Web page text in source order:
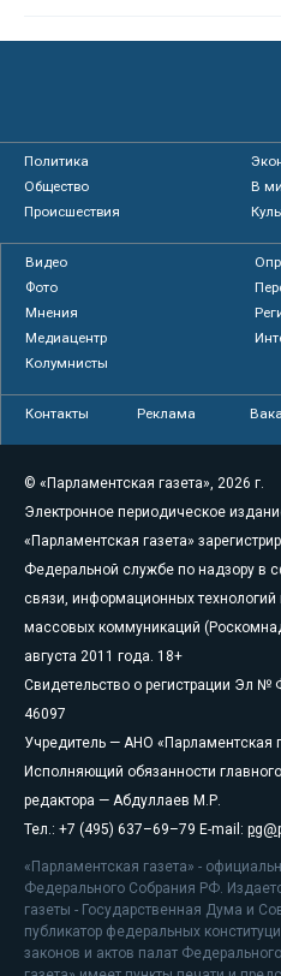
Политика
Общество
В
Происшествия
Видео
Фото
Мнения
Медиацентр
Колумнисты
Контакты Реклама
© «Парламентская газета», 2026 г.
Электронное периодическое
«Парламентская газета»
Федеральной службе по надзору в
связи, информационных технологий
массовых коммуникаций
августа 2011 года. 18+
Свидетельство о регистрации Эл №
46097
Учредитель — АНО «Парламентская
Исполняющий обязанности главного
редактора — Абдуллаев М.Р.
Тел.: +7 (495) 637–69–79 E-mail:
«Парламентская газета» -
Федерального Собрания РФ.
газеты - Государственная Дума и
публикатор федеральных
законов и актов палат